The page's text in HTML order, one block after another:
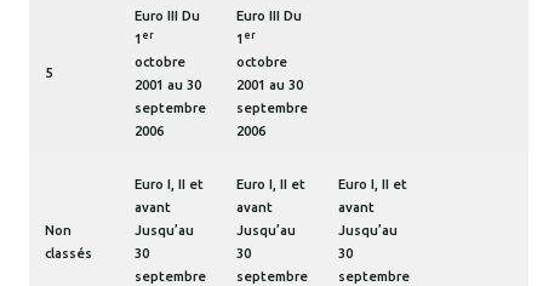
5
Euro III Du
1 er
octobre
2001 au 30
septembre
2006
Euro III Du
1 er
octobre
2001 au 30
septembre
2006
Non
classés
Euro I, II et
avant
Jusqu’au
30
septembre
Euro I, II et
avant
Jusqu’au
30
septembre
Euro I, II et
avant
Jusqu’au
30
septembre